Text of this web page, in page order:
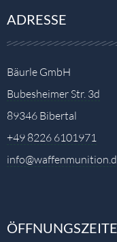
ADRESSE
Bäurle GmbH
Bubesheimer Str. 3d
89346 Bibertal
+49 8226 6101971